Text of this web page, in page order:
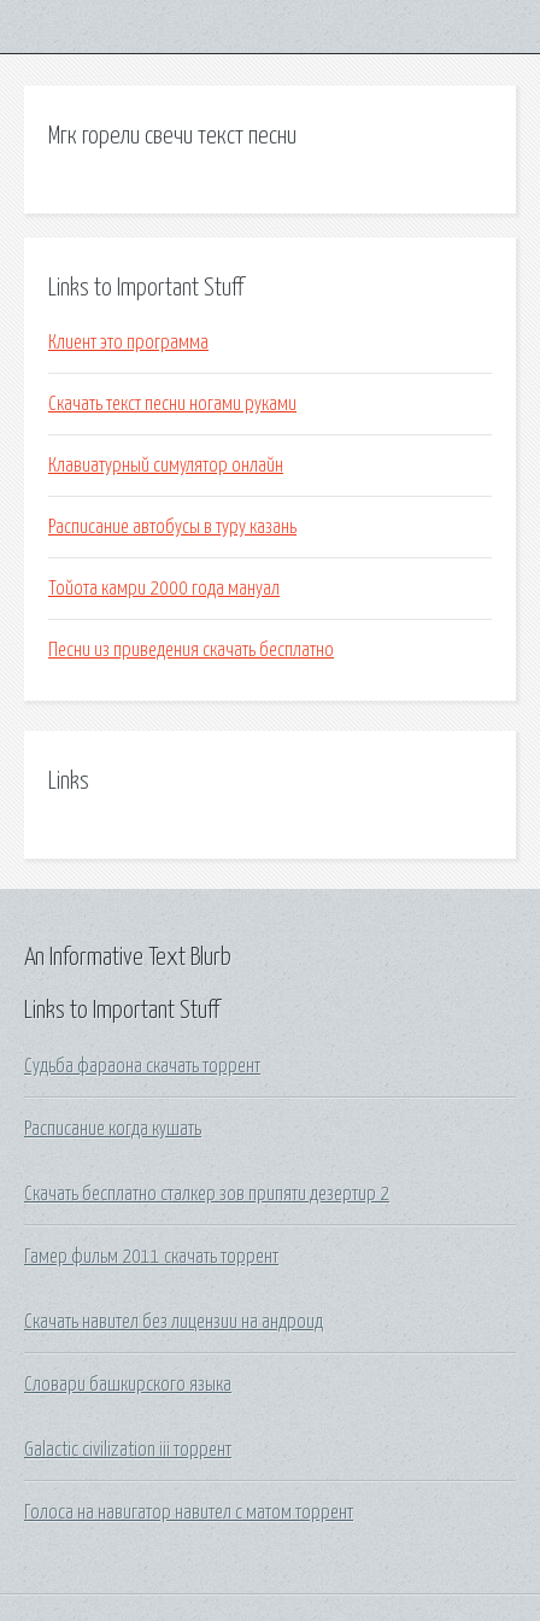
Мгк горели свечи текст песни
Links to Important Stuff
Клиент это программа
Скачать текст песни ногами руками
Клавиатурный симулятор онлайн
Расписание автобусы в туру казань
Тойота камри 2000 года мануал
Песни из приведения скачать бесплатно
Links
Links to Important Stuff
Судьба фараона скачать торрент
Расписание когда кушать
Скачать бесплатно сталкер зов припяти дезертир 2
Гамер фильм 2011 скачать торрент
Скачать навител без лицензии на андроид
Словари башкирского языка
Galactic civilization iii торрент
Голоса на навигатор навител с матом торрент
An Informative Text Blurb